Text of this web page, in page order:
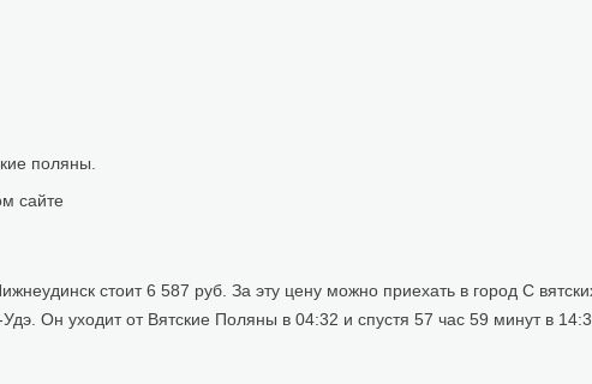
поляны.
сайте
стоит 6 587 руб. За эту цену можно приехать в город С
Он уходит от Вятские Поляны в 04:32 и спустя 57 час 59 минут в